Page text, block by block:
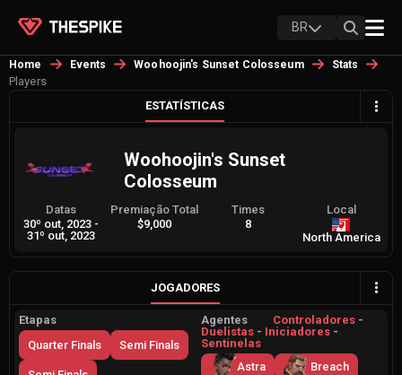
BR
Home Events Woohoojin's Sunset Colosseum Stats
Players
ESTATÍSTICAS
Woohoojin's Sunset
Colosseum
Datas
30º out, 2023 -
31º out, 2023
Premiação Total
$9,000
Times
8
Local
North America
JOGADORES
Etapas
Quarter Finals
Semi Finals
Agentes Controladores -
Duelistas - Iniciadores -
Sentinelas
Astra
Breach